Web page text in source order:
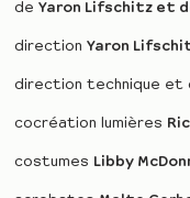
de Yaron Lifschitz et
direction Yaron
direction technique et
cocréation lumières
costumes Libby